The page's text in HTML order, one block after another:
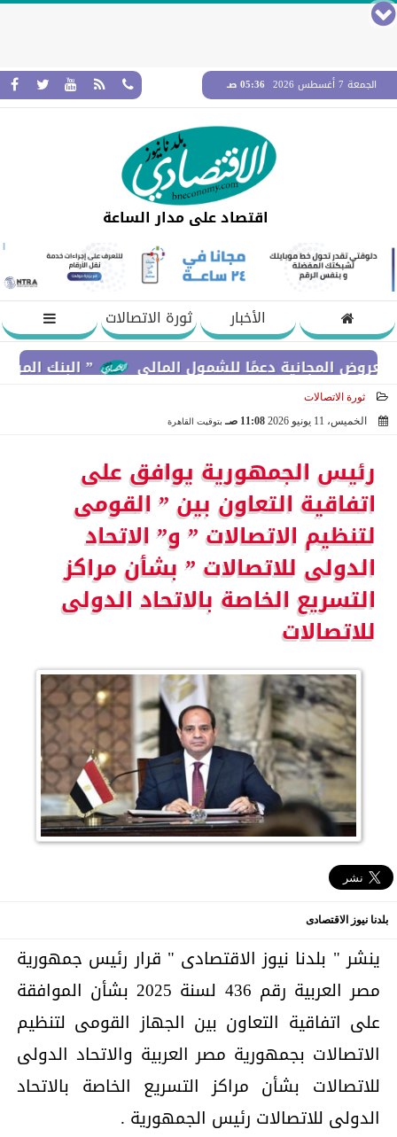
الجمعة 7 أغسطس 2026 05:36 صـ
اقتصاد على مدار الساعة
الأخبار
ثورة الاتصالات
” البنك المركزي” : معدلات الشمول
المجانية دعمًا للشمول المالي
ثورة الاتصالات
الخميس، 11 يونيو 2026
11:08 صـ بتوقيت القاهرة
رئيس الجمهورية يوافق على
اتفاقية التعاون بين ” القومى
لتنظيم الاتصالات ” و” الاتحاد
الدولى للاتصالات ” بشأن مراكز
التسريع الخاصة بالاتحاد الدولى
للاتصالات
بلدنا نيوز الاقتصادى
ينشر " بلدنا نيوز الاقتصادى " قرار رئيس جمهورية
مصر العربية رقم 436 لسنة 2025 بشأن الموافقة
على اتفاقية التعاون بين الجهاز القومى لتنظيم
الاتصالات بجمهورية مصر العربية والاتحاد الدولى
للاتصالات بشأن مراكز التسريع الخاصة بالاتحاد
الدولى للاتصالات رئيس الجمهورية .